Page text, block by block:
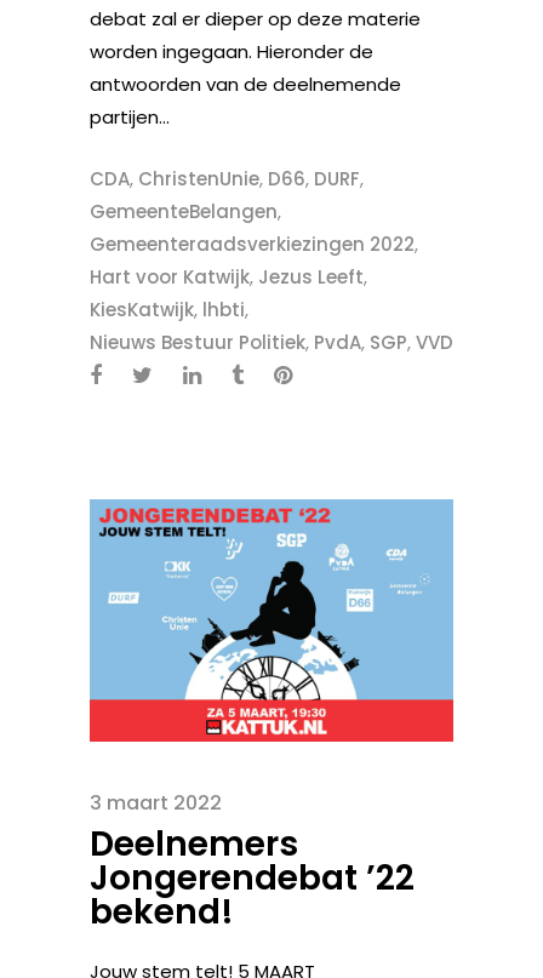
debat zal er dieper op deze materie
worden ingegaan. Hieronder de
antwoorden van de deelnemende
partijen...
CDA, ChristenUnie, D66, DURF,
GemeenteBelangen,
Gemeenteraadsverkiezingen 2022,
Hart voor Katwijk, Jezus Leeft,
KiesKatwijk, lhbti,
Nieuws Bestuur Politiek, PvdA, SGP,VVD
3 maart 2022
Deelnemers
Jongerendebat ’22
bekend!
Jouw stem telt! 5 MAART